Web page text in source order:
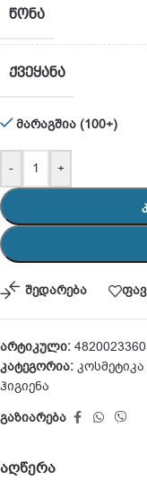
ᲬᲝᲜᲐ
ᲥᲕᲔᲧᲐᲜᲐ
მარაგშია (100+)
- +
შედარება
არტიკული:
კატეგორია:
ჰიგიენა
გაზიარება
აღწერა